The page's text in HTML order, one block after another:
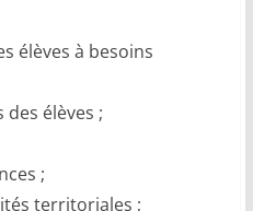
élèves à besoins
élèves ;
;
territoriales ;